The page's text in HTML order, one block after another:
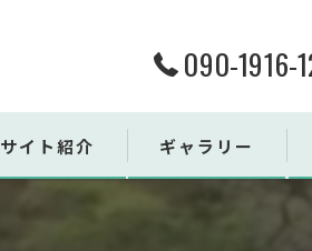
090-1916-
サイト紹介 ギャラリー